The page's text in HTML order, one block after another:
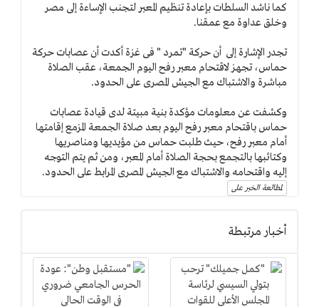
كما ناشد السلطات بإعادة تنظيم المعبر لتجنب الإساءة إلى مصر
وخلق عداوة مع عمقنا.
تجدر الإشارة إلى أن حركة "تمرد " فى غزة أكدت أن عصابات حركة
حماس، تجهز لاقتحام معبر رفح اليوم الجمعة، عقب الصلاة
مباشرة والاشتباك مع الجيش المصرى على الحدود.
وكشفت عن معلومات مؤكدة بنية مبيتة لدى قيادة عصابات
حماس باقتحام معبر رفح اليوم بعد صلاة الجمعة المزمع إقامتها
أمام معبر رفح، حيث طلبت حماس من مؤيديها ومناصريها
وكتائبها بالتجمع بحجة الصلاة أمام المعبر، ومن ثم يتم التوجه
إليه واقتحامه والاشتباك مع الجيش المصرى المرابط على الحدود.
لمطالعة الخبر على
أخبار مرتبطة